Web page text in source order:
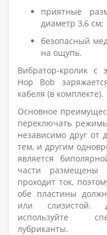
приятные
диаметр 3,6 см;
безопасный
на ощупь.
Вибратор-кролик с
Hop Bob
кабеля (в комплекте).
Основное
переключать
независимо друг от
тем, и другим
является
части размещены
проходит ток,
обе пластины
или слизистой.
используйте
лубриканты.